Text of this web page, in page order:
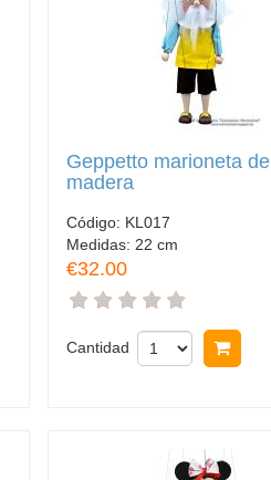
Geppetto marioneta de
madera
Código: KL017
Medidas: 22 cm
€32.00
Cantidad